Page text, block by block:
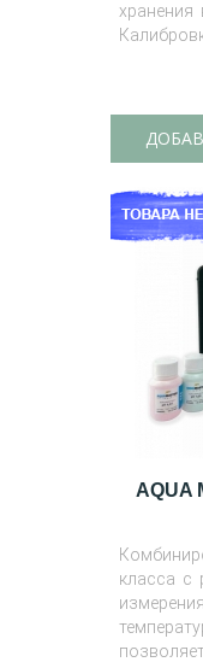
хранения
AQUA
класса с